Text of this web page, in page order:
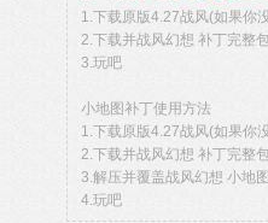
1.下载原版4.27战风(如果你
2.下载并战风幻想 补丁完整
3.玩吧
小地图补丁使用方法
1.下载原版4.27战风(如果你
2.下载并战风幻想 补丁完整
3.解压并覆盖战风幻想 小地
4.玩吧